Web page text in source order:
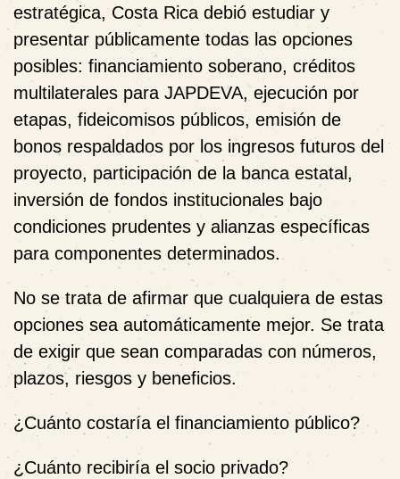
estratégica, Costa Rica debió estudiar y
presentar públicamente todas las opciones
posibles: financiamiento soberano, créditos
multilaterales para JAPDEVA, ejecución por
etapas, fideicomisos públicos, emisión de
bonos respaldados por los ingresos futuros del
proyecto, participación de la banca estatal,
inversión de fondos institucionales bajo
condiciones prudentes y alianzas específicas
para componentes determinados.
No se trata de afirmar que cualquiera de estas
opciones sea automáticamente mejor. Se trata
de exigir que sean comparadas con números,
plazos, riesgos y beneficios.
¿Cuánto costaría el financiamiento público?
¿Cuánto recibiría el socio privado?